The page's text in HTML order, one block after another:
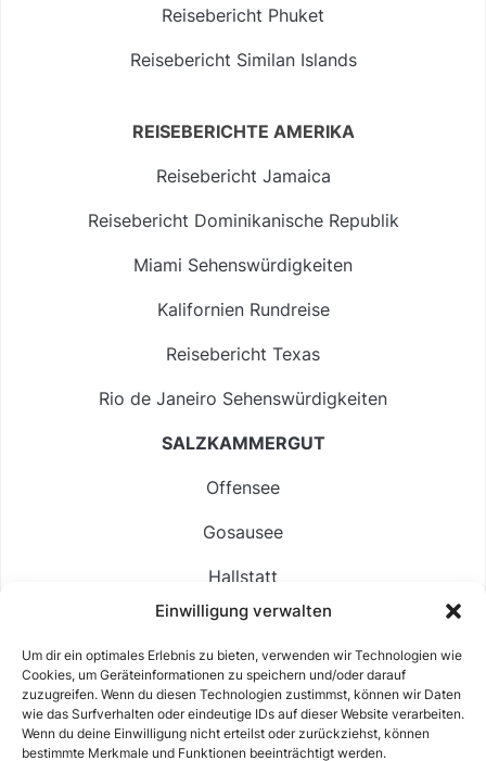
Einwilligung verwalten
Um dir ein optimales Erlebnis zu bieten, verwenden wir Technologien wie
Cookies, um Geräteinformationen zu speichern und/oder darauf
zuzugreifen. Wenn du diesen Technologien zustimmst, können wir Daten
wie das Surfverhalten oder eindeutige IDs auf dieser Website verarbeiten.
Wenn du deine Einwilligung nicht erteilst oder zurückziehst, können
bestimmte Merkmale und Funktionen beeinträchtigt werden.
Reisebericht Phuket
Reisebericht Similan Islands
REISEBERICHTE AMERIKA
Reisebericht Jamaica
Reisebericht Dominikanische Republik
Miami Sehenswürdigkeiten
Kalifornien Rundreise
Reisebericht Texas
Rio de Janeiro Sehenswürdigkeiten
SALZKAMMERGUT
Offensee
Gosausee
Hallstatt
Langbathsee
Altausseer See
Hintersee